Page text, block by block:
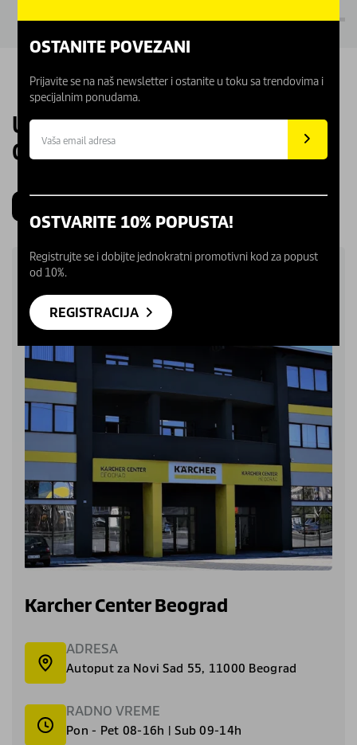
UPOZNAJTE NAŠE KARCHER
CENTRE
Karcher Center Beograd
ADRESA
Autoput za Novi Sad 55, 11000 Beograd
RADNO VREME
Pon - Pet 08-16h | Sub 09-14h
OSTANITE POVEZANI
Prijavite se na naš newsletter i ostanite u toku sa trendovima i
specijalnim ponudama.
OSTVARITE 10% POPUSTA!
Registrujte se i dobijte jednokratni promotivni kod za popust
od 10%.
REGISTRACIJA